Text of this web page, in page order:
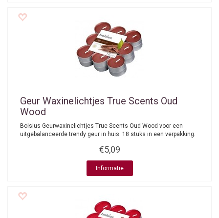
Geur Waxinelichtjes True Scents Oud
Wood
Bolsius Geurwaxinelichtjes True Scents Oud Wood voor een
uitgebalanceerde trendy geur in huis. 18 stuks in een verpakking.
€5,09
Informatie